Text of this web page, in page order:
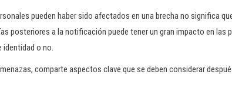
pueden haber sido afectados en una brecha no significa
posteriores a la notificación puede tener un gran impacto en las
identidad o no.
comparte aspectos clave que se deben considerar